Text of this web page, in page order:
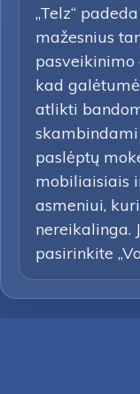
„Telz“
mažesnius
kad
atlikti
paslėptų
mobiliaisiais
asmeniui,
nereikalinga.
pasirinkite